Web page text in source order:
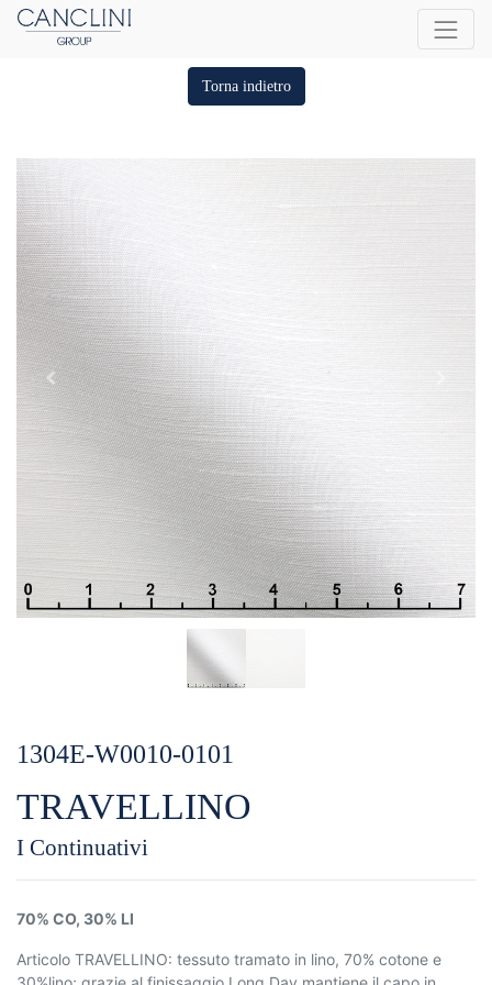
Torna indietro
1304E-W0010-0101
TRAVELLINO
I Continuativi
70% CO, 30% LI
Articolo TRAVELLINO: tessuto tramato in lino, 70% cotone e